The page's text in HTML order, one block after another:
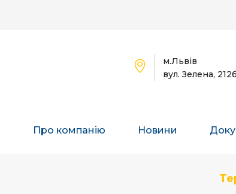
м.Львів
вул. Зелена,
Про компанію Новини